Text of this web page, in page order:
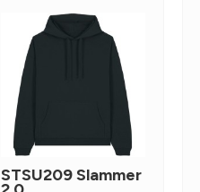
STSU209 Slammer